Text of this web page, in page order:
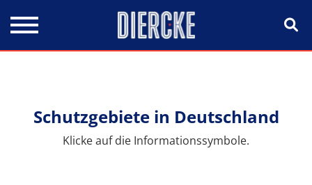
Schutzgebiete in Deutschland
Klicke auf die Informationssymbole.